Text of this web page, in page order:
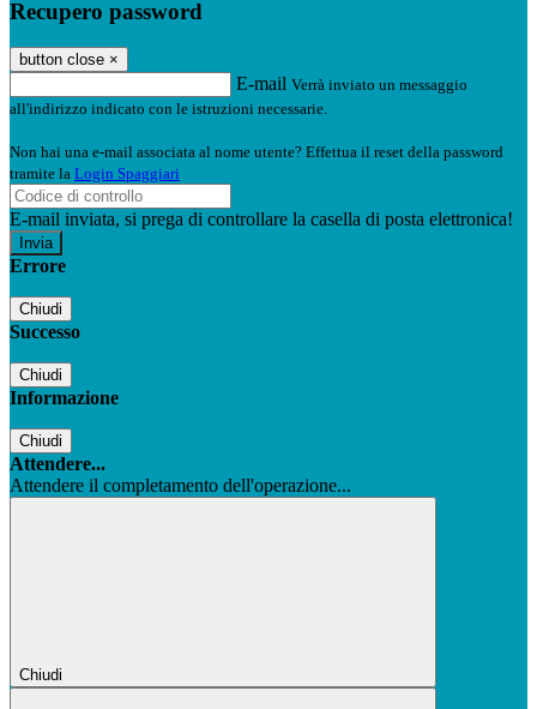
Recupero password
button close ×
E-mail Verrà inviato un messaggio
all'indirizzo indicato con le istruzioni necessarie.
Non hai una e-mail associata al nome utente? Effettua il reset della password
tramite la Login Spaggiari
E-mail inviata, si prega di controllare la casella di posta elettronica!
Errore
Chiudi
Successo
Chiudi
Informazione
Chiudi
Attendere...
Attendere il completamento dell'operazione...
Chiudi